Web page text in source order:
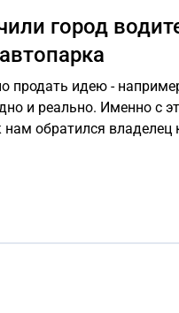
город
продать идею -
и реально. Именно с
нам обратился владелец